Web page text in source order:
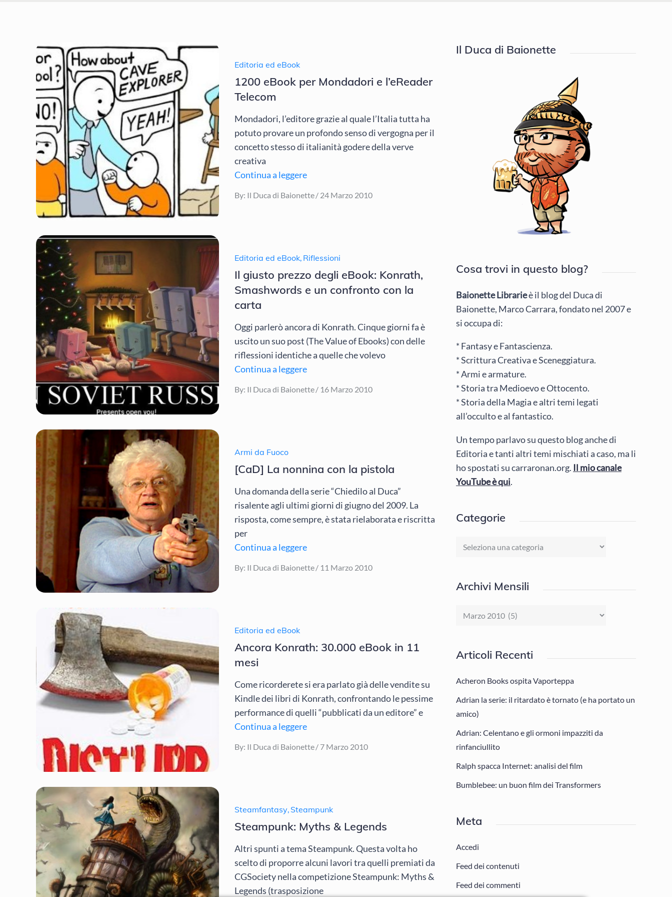
Editoria ed eBook
1200 eBook per Mondadori e l’eReader
Telecom
Mondadori, l’editore grazie al quale l’Italia tutta ha
potuto provare un profondo senso di vergogna per il
concetto stesso di italianità godere della verve
creativa
Continua a leggere
By: Il Duca di Baionette
Posted
24 Marzo 2010
Editoria ed eBook, Riflessioni
Il giusto prezzo degli eBook: Konrath,
Smashwords e un confronto con la
carta
Oggi parlerò ancora di Konrath. Cinque giorni fa è
uscito un suo post (The Value of Ebooks) con delle
riflessioni identiche a quelle che volevo
Continua a leggere
By: Il Duca di Baionette
Posted
16 Marzo 2010
Armi da Fuoco
[CaD] La nonnina con la pistola
Una domanda della serie “Chiedilo al Duca”
risalente agli ultimi giorni di giugno del 2009. La
risposta, come sempre, è stata rielaborata e riscritta
per
Continua a leggere
By: Il Duca di Baionette
Posted
11 Marzo 2010
Editoria ed eBook
Ancora Konrath: 30.000 eBook in 11
mesi
Come ricorderete si era parlato già delle vendite su
Kindle dei libri di Konrath, confrontando le pessime
performance di quelli “pubblicati da un editore” e
Continua a leggere
By: Il Duca di Baionette
Posted
7 Marzo 2010
Steamfantasy, Steampunk
Steampunk: Myths & Legends
Altri spunti a tema Steampunk. Questa volta ho
scelto di proporre alcuni lavori tra quelli premiati da
CGSociety nella competizione Steampunk: Myths &
Legends (trasposizione
Il Duca di Baionette
Cosa trovi in questo blog?
Baionette Librarieè il blog del Duca di
Baionette, Marco Carrara, fondato nel 2007 e
si occupa di:
* Fantasy e Fantascienza.
* Scrittura Creativa e Sceneggiatura.
* Armi e armature.
* Storia tra Medioevo e Ottocento.
* Storia della Magia e altri temi legati
all’occulto e al fantastico.
Un tempo parlavo su questo blog anche di
Editoria e tanti altri temi mischiati a caso, ma li
ho spostati su carraronan.org. Il mio canale
YouTube è qui.
Categorie
Categorie
Archivi Mensili
Archivi
Articoli Recenti
Acheron Books ospita Vaporteppa
Adrian la serie: il ritardato è tornato (e ha portato un
amico)
Adrian: Celentano e gli ormoni impazziti da
rinfanciullito
Ralph spacca Internet: analisi del film
Bumblebee: un buon film dei Transformers
Meta
Accedi
Feed dei contenuti
Feed dei commenti